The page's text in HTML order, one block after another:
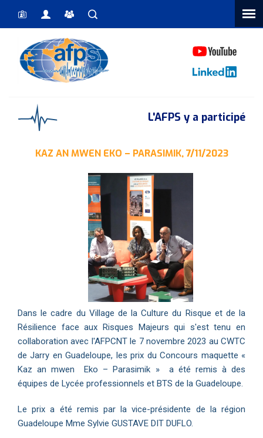
Vous êtes ici L'AFPS y a participé
KAZ AN MWEN EKO – PARASIMIK, 7/11/2023
Dans le cadre du Village de la Culture du Risque et de la
Résilience face aux Risques Majeurs qui s'est tenu en
collaboration avec l'AFPCNT le 7 novembre 2023 au CWTC
de Jarry en Guadeloupe, les prix du Concours maquette «
Kaz an mwen Eko – Parasimik » a été remis à des
équipes de Lycée professionnels et BTS de la Guadeloupe.
Le prix a été remis par la vice-présidente de la région
Guadeloupe Mme Sylvie GUSTAVE DIT DUFLO.